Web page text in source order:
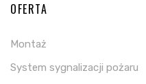
OFERTA
Montaż
System sygnalizacji pożaru